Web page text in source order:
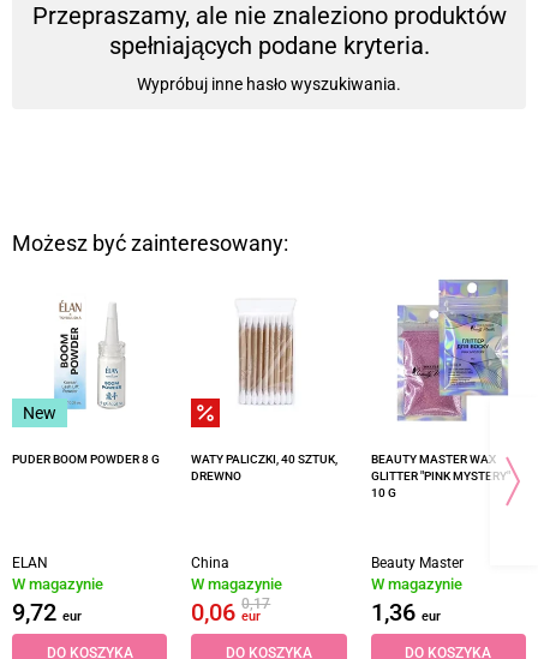
Przepraszamy, ale nie znaleziono produktów
spełniających podane kryteria.
Wypróbuj inne hasło wyszukiwania.
Możesz być zainteresowany:
New
PUDER BOOM POWDER 8 G
ELAN
W magazynie
9,72 eur
DO KOSZYKA
WATY PALICZKI, 40 SZTUK,
DREWNO
China
W magazynie
0,060,17
eur
DO KOSZYKA
BEAUTY MASTER WAX
GLITTER "PINK MYSTERY"
10 G
Beauty Master
W magazynie
1,36 eur
DO KOSZYKA